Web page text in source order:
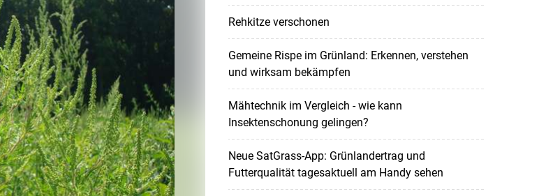
Skip to main content
Rehkitze verschonen
Gemeine Rispe im Grünland: Erkennen, verstehen
und wirksam bekämpfen
Mähtechnik im Vergleich - wie kann
Insektenschonung gelingen?
Neue SatGrass-App: Grünlandertrag und
Futterqualität tagesaktuell am Handy sehen